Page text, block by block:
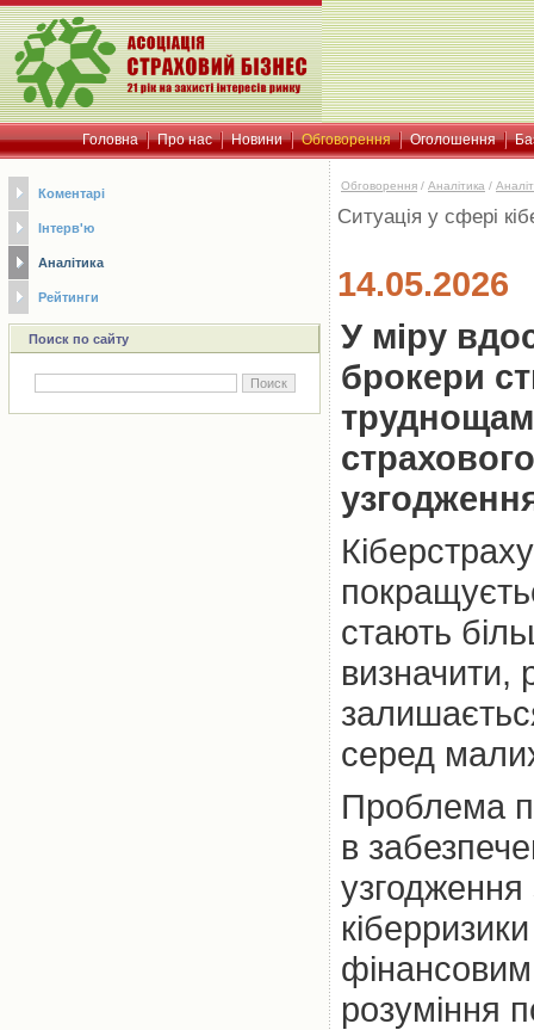
Головна Про нас Новини Обговорення Оголошення
Коментарі
Інтерв'ю
Аналітика
Рейтинги
Поиск по сайту
Обговорення / Аналітика /
Ситуація у сфері
14.05.2026
У міру
брокери
стають
визначити,
серед
Проблема
в
розуміння